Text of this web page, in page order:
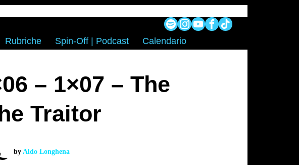
Rubriche Spin-Off | Podcast Calendario
– 1×07 – The
Traitor
by Aldo Longhena